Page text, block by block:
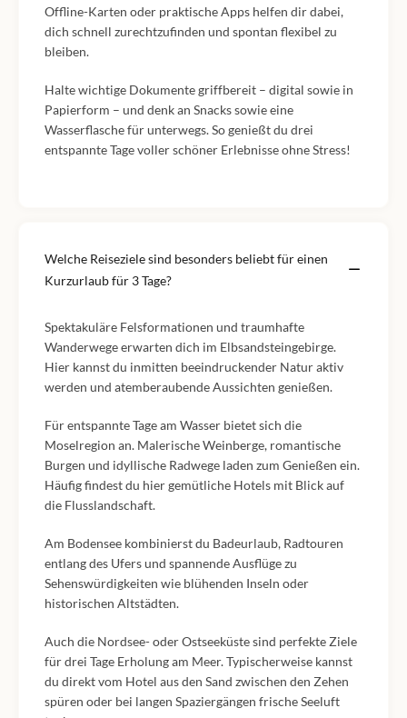
Offline-Karten oder praktische Apps helfen dir dabei,
dich schnell zurechtzufinden und spontan flexibel zu
bleiben.
Halte wichtige Dokumente griffbereit – digital sowie in
Papierform – und denk an Snacks sowie eine
Wasserflasche für unterwegs. So genießt du drei
entspannte Tage voller schöner Erlebnisse ohne Stress!
Welche Reiseziele sind besonders beliebt für einen
Kurzurlaub für 3 Tage?
Spektakuläre Felsformationen und traumhafte
Wanderwege erwarten dich im Elbsandsteingebirge.
Hier kannst du inmitten beeindruckender Natur aktiv
werden und atemberaubende Aussichten genießen.
Für entspannte Tage am Wasser bietet sich die
Moselregion an. Malerische Weinberge, romantische
Burgen und idyllische Radwege laden zum Genießen ein.
Häufig findest du hier gemütliche Hotels mit Blick auf
die Flusslandschaft.
Am Bodensee kombinierst du Badeurlaub, Radtouren
entlang des Ufers und spannende Ausflüge zu
Sehenswürdigkeiten wie blühenden Inseln oder
historischen Altstädten.
Auch die Nordsee- oder Ostseeküste sind perfekte Ziele
für drei Tage Erholung am Meer. Typischerweise kannst
du direkt vom Hotel aus den Sand zwischen den Zehen
spüren oder bei langen Spaziergängen frische Seeluft